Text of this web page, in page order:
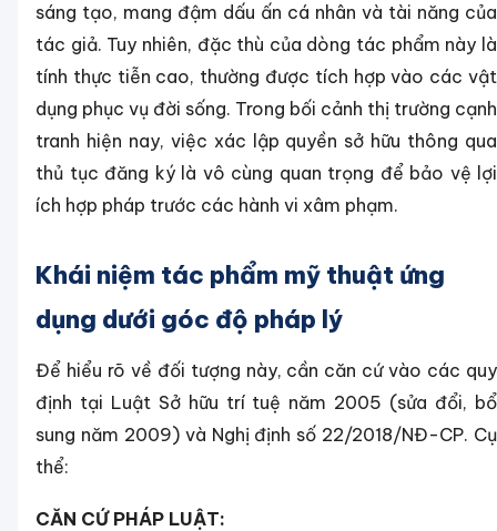
sáng tạo, mang đậm dấu ấn cá nhân và tài năng của
tác giả. Tuy nhiên, đặc thù của dòng tác phẩm này là
tính thực tiễn cao, thường được tích hợp vào các vật
dụng phục vụ đời sống. Trong bối cảnh thị trường cạnh
tranh hiện nay, việc xác lập quyền sở hữu thông qua
thủ tục đăng ký là vô cùng quan trọng để bảo vệ lợi
ích hợp pháp trước các hành vi xâm phạm.
Khái niệm tác phẩm mỹ thuật ứng
dụng dưới góc độ pháp lý
Để hiểu rõ về đối tượng này, cần căn cứ vào các quy
định tại Luật Sở hữu trí tuệ năm 2005 (sửa đổi, bổ
sung năm 2009) và Nghị định số 22/2018/NĐ-CP. Cụ
thể:
CĂN CỨ PHÁP LUẬT: